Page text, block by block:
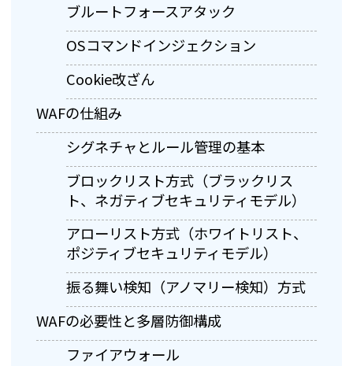
ブルートフォースアタック
OSコマンドインジェクション
Cookie改ざん
WAFの仕組み
シグネチャとルール管理の基本
ブロックリスト方式（ブラックリス
ト、ネガティブセキュリティモデル）
アローリスト方式（ホワイトリスト、
ポジティブセキュリティモデル）
振る舞い検知（アノマリー検知）方式
WAFの必要性と多層防御構成
ファイアウォール